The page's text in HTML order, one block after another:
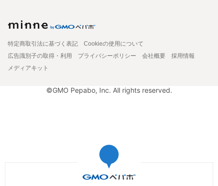
特定商取引法に基づく表記
Cookieの使用について
広告識別子の取得・利用
プライバシーポリシー 会社概要
採用情報
メディアキット
©GMO Pepabo, Inc. All rights reserved.